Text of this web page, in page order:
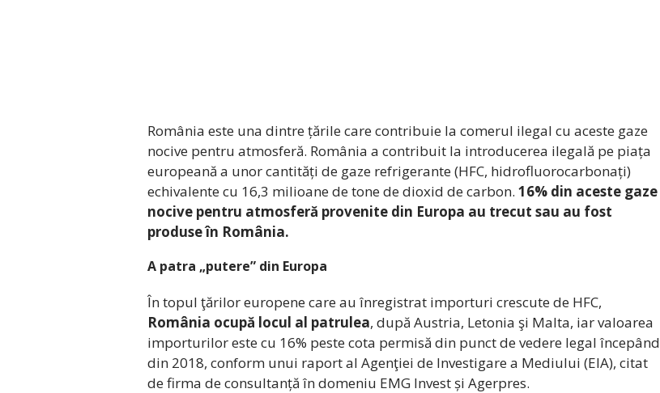
România este una dintre țările care contribuie la comerul ilegal cu aceste gaze
nocive pentru atmosferă. România a contribuit la introducerea ilegală pe piața
europeană a unor cantități de gaze refrigerante (HFC, hidrofluorocarbonați)
echivalente cu 16,3 milioane de tone de dioxid de carbon. 16% din aceste gaze
nocive pentru atmosferă provenite din Europa au trecut sau au fost
produse în România.
A patra „putere” din Europa
În topul ţărilor europene care au înregistrat importuri crescute de HFC,
România ocupă locul al patrulea, după Austria, Letonia şi Malta, iar valoarea
importurilor este cu 16% peste cota permisă din punct de vedere legal începând
din 2018, conform unui raport al Agenţiei de Investigare a Mediului (EIA), citat
de firma de consultanță în domeniu EMG Invest și Agerpres.